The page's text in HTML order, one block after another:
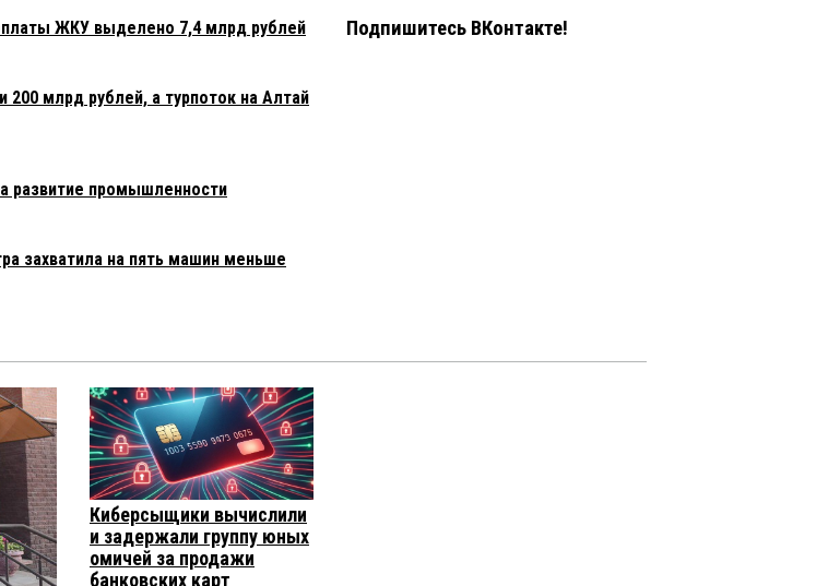
ЖКУ выделено 7,4 млрд рублей
200 млрд рублей, а турпоток на Алтай
развитие промышленности
захватила на пять машин меньше
Подпишитесь ВКонтакте!
Киберсыщики вычислили
и задержали группу юных
омичей за продажи
банковских карт